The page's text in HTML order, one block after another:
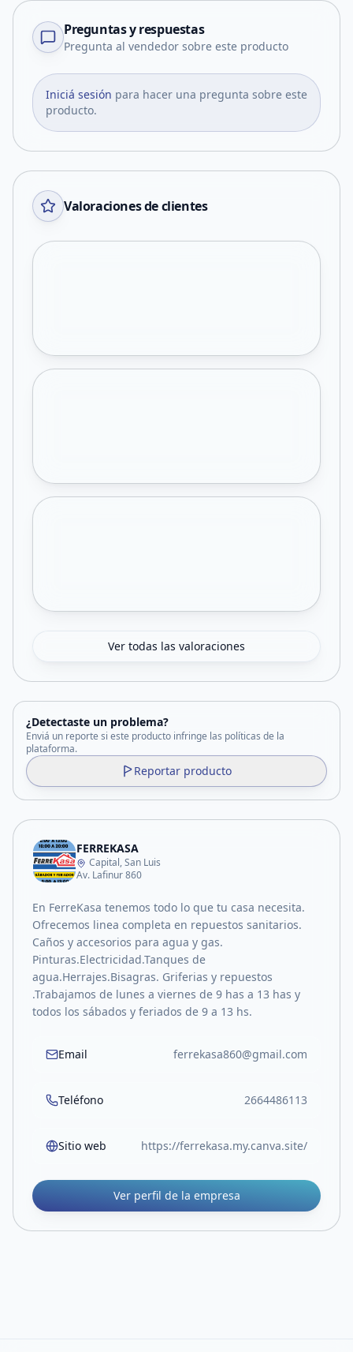
Preguntas y respuestas
Pregunta al vendedor sobre este producto
Iniciá sesión para hacer una pregunta sobre este
producto.
Valoraciones de clientes
Ver todas las valoraciones
¿Detectaste un problema?
Enviá un reporte si este producto infringe las políticas de la
plataforma.
Reportar producto
FERREKASA
Capital, San Luis
Av. Lafinur 860
En FerreKasa tenemos todo lo que tu casa necesita.
Ofrecemos linea completa en repuestos sanitarios.
Caños y accesorios para agua y gas.
Pinturas.Electricidad.Tanques de
agua.Herrajes.Bisagras. Griferias y repuestos
.Trabajamos de lunes a viernes de 9 has a 13 has y
todos los sábados y feriados de 9 a 13 hs.
Email ferrekasa860@gmail.com
Teléfono 2664486113
Sitio web https://ferrekasa.my.canva.site/
Ver perfil de la empresa